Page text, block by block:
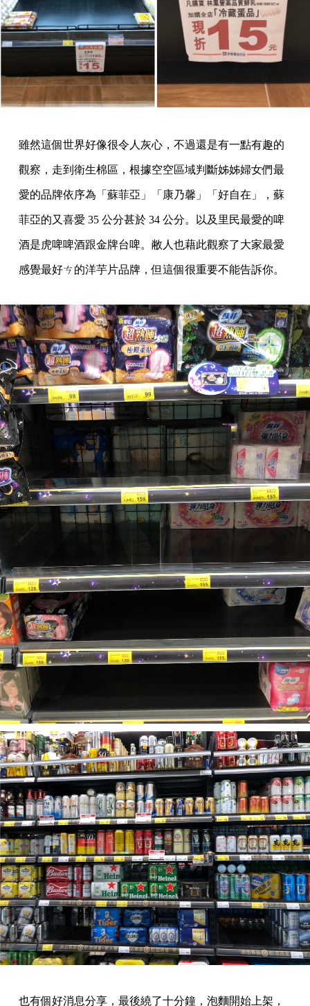
雖然這個世界好像很令人灰心，不過還是有一點有趣的
觀察，走到衛生棉區，根據空空區域判斷姊姊婦女們最
愛的品牌依序為「蘇菲亞」「康乃馨」「好自在」，蘇
菲亞的又喜愛 35 公分甚於 34 公分。以及里民最愛的啤
酒是虎啤啤酒跟金牌台啤。敝人也藉此觀察了大家最愛
感覺最好ㄘ的洋芋片品牌，但這個很重要不能告訴你。
也有個好消息分享，最後繞了十分鐘，泡麵開始上架，